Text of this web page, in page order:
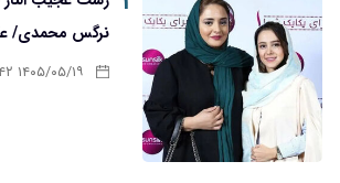
نرگس محمدی/ عکس
۱۴۰۵/۰۵/۱۹ ۲۲:۴۲